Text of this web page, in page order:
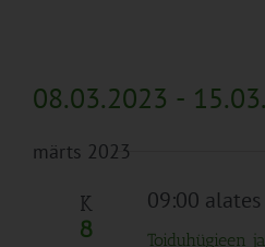
08.03.2023 -
kuupäev.
märts 2023
K
8
09:00 alates
Toiduhügieen